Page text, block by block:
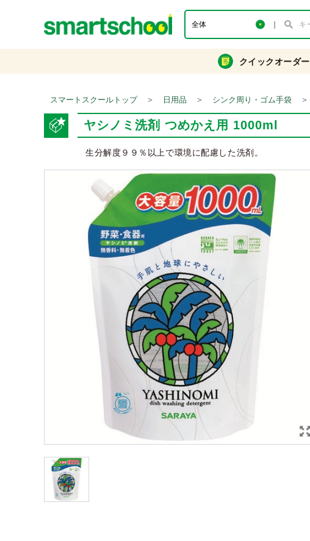
クイックオーダー
スマートスクールトップ ＞ 日用品 ＞ シンク周り・ゴム手袋 ＞
ヤシノミ洗剤 つめかえ用 1000ml
生分解度９９％以上で環境に配慮した洗剤。